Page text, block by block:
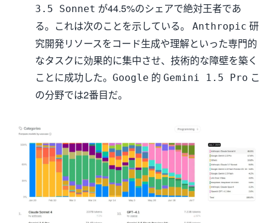
3.5 Sonnet が44.5%のシェアで絶対王者であ
る。これは次のことを示している。
Anthropic 研
究開発リソースをコード生成や理解といった専門的
なタスクに効果的に集中させ、技術的な障壁を築く
ことに成功した。 Google 的 Gemini 1.5 Pro こ
の分野では2番目だ。